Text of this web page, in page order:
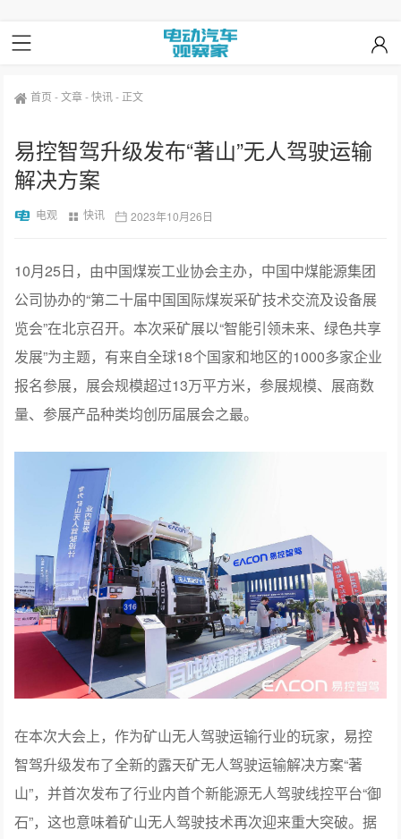
首页 -文章-快讯- 正文
易控智驾升级发布“著山”无人驾驶运输
解决方案
电观 快讯 2023年10月26日
10月25日，由中国煤炭工业协会主办，中国中煤能源集团
公司协办的“第二十届中国国际煤炭采矿技术交流及设备展
览会”在北京召开。本次采矿展以“智能引领未来、绿色共享
发展”为主题，有来自全球18个国家和地区的1000多家企业
报名参展，展会规模超过13万平方米，参展规模、展商数
量、参展产品种类均创历届展会之最。
在本次大会上，作为矿山无人驾驶运输行业的玩家，易控
智驾升级发布了全新的露天矿无人驾驶运输解决方案“著
山”，并首次发布了行业内首个新能源无人驾驶线控平台“御
石”，这也意味着矿山无人驾驶技术再次迎来重大突破。据